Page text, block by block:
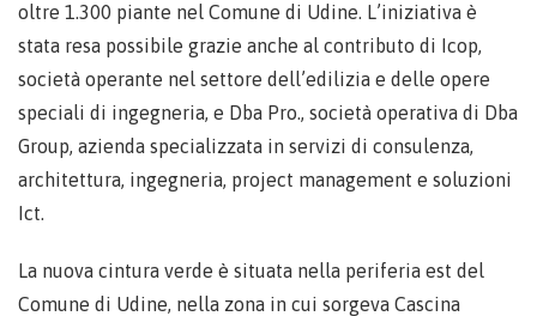
oltre 1.300 piante nel Comune di Udine. L’iniziativa è
stata resa possibile grazie anche al contributo di Icop,
società operante nel settore dell’edilizia e delle opere
speciali di ingegneria, e Dba Pro., società operativa di Dba
Group, azienda specializzata in servizi di consulenza,
architettura, ingegneria, project management e soluzioni
Ict.
La nuova cintura verde è situata nella periferia est del
Comune di Udine, nella zona in cui sorgeva Cascina